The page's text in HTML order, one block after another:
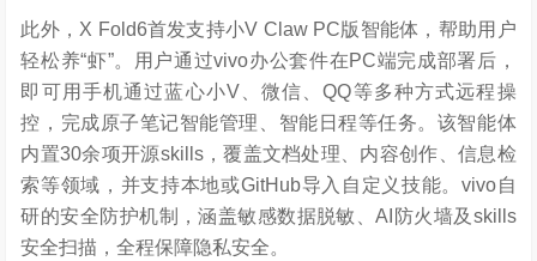
此外，X Fold6首发支持小V Claw PC版智能体，帮助用户
轻松养“虾”。用户通过vivo办公套件在PC端完成部署后，
即可用手机通过蓝心小V、微信、QQ等多种方式远程操
控，完成原子笔记智能管理、智能日程等任务。该智能体
内置30余项开源skills，覆盖文档处理、内容创作、信息检
索等领域，并支持本地或GitHub导入自定义技能。vivo自
研的安全防护机制，涵盖敏感数据脱敏、AI防火墙及skills
安全扫描，全程保障隐私安全。